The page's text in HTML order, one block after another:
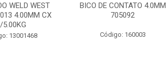
WELD WEST
4.00MM CX
5.00KG
13001468
BICO DE CONTATO 4.0MM
705092
Código: 160003